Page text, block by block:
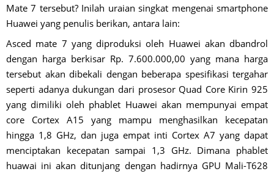
Mate 7 tersebut? Inilah uraian singkat mengenai smartphone
Huawei yang penulis berikan, antara lain:
Asced mate 7 yang diproduksi oleh Huawei akan dbandrol
dengan harga berkisar Rp. 7.600.000,00 yang mana harga
tersebut akan dibekali dengan beberapa spesifikasi tergahar
seperti adanya dukungan dari prosesor Quad Core Kirin 925
yang dimiliki oleh phablet Huawei akan mempunyai empat
core Cortex A15 yang mampu menghasilkan kecepatan
hingga 1,8 GHz, dan juga empat inti Cortex A7 yang dapat
menciptakan kecepatan sampai 1,3 GHz. Dimana phablet
huawai ini akan ditunjang dengan hadirnya GPU Mali-T628